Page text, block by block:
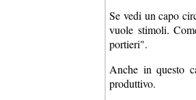
Se vedi un capo
vuole stimoli.
portieri".
Anche in questo
produttivo.